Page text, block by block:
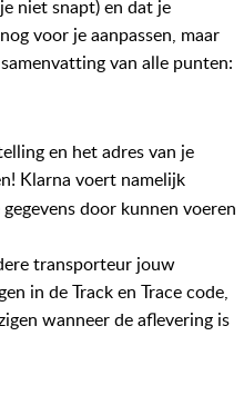
niet snapt) en dat je
voor je aanpassen, maar
van alle punten:
en het adres van je
Klarna voert namelijk
door kunnen voeren
transporteur jouw
in de Track en Trace code,
wanneer de aflevering is